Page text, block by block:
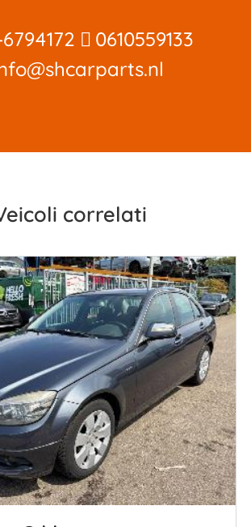
0610559133
correlati